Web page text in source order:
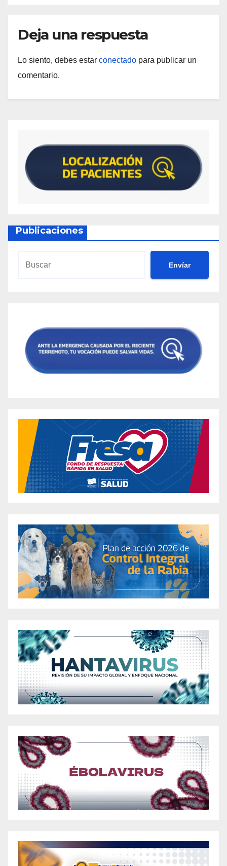
Deja una respuesta
Lo siento, debes estar conectado para publicar un
comentario.
Publicaciones
Envíar